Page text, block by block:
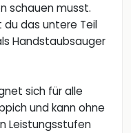
schauen musst.
das untere Teil
Handstaubsauger
sich für alle
und kann ohne
Leistungsstufen